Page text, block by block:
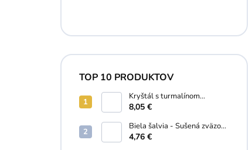
TOP 10 PRODUKTOV
Kryštál s turmalínom
náramok
8,05 €
Biela šalvia - Sušená zväzok
30g
4,76 €